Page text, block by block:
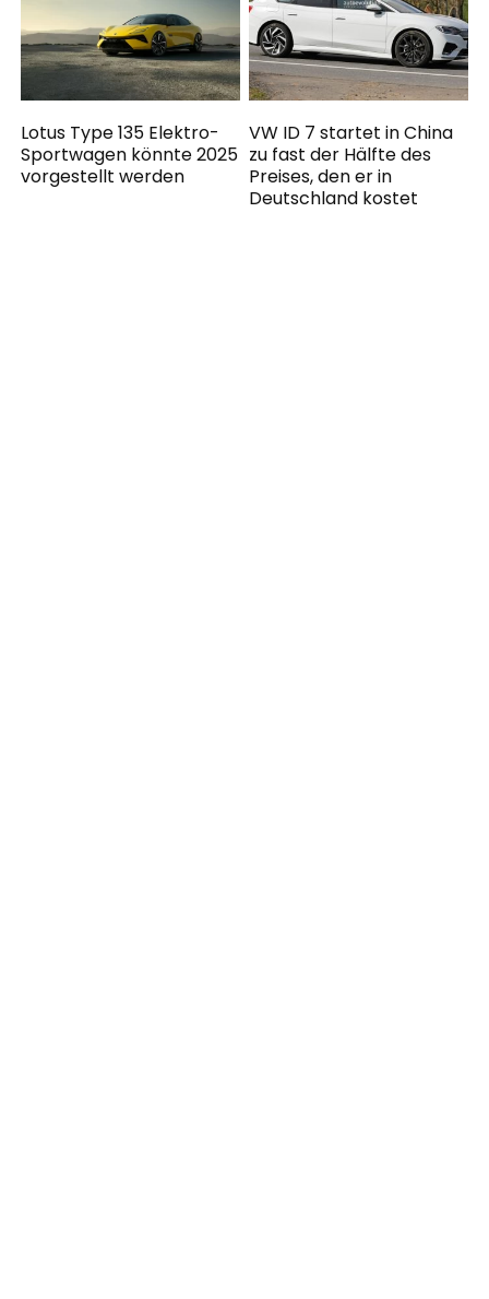
Lotus Type 135 Elektro-
Sportwagen könnte 2025
vorgestellt werden
VW ID 7 startet in China
zu fast der Hälfte des
Preises, den er in
Deutschland kostet